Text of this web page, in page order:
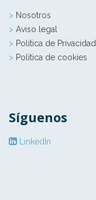
> Nosotros
> Aviso legal
> Política de Privacidad
> Política de cookies
Síguenos
LinkedIn